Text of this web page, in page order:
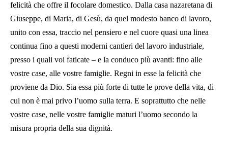
felicità che offre il focolare domestico. Dalla casa nazaretana di
Giuseppe, di Maria, di Gesù, da quel modesto banco di lavoro,
unito con essa, traccio nel pensiero e nel cuore quasi una linea
continua fino a questi moderni cantieri del lavoro industriale,
presso i quali voi faticate – e la conduco più avanti: fino alle
vostre case, alle vostre famiglie. Regni in esse la felicità che
proviene da Dio. Sia essa più forte di tutte le prove della vita, di
cui non è mai privo l’uomo sulla terra. E soprattutto che nelle
vostre case, nelle vostre famiglie maturi l’uomo secondo la
misura propria della sua dignità.